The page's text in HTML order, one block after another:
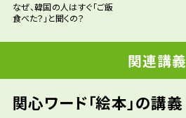
なぜ、韓国の人はすぐ「ご飯
食べた？」と聞くの？
関連講義
関心ワード「絵本」の講義